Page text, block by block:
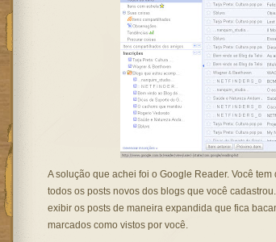
A solução que achei foi o Google Reader. Você tem
todos os postsnovos dos blogs que você
exibir os postsde maneira expandida que fica
marcados como vistos por você.